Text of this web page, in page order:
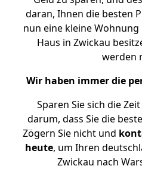
daran, Ihnen die besten
nun eine kleine
Haus in Zwickau
werden
Wir haben immer die
Sparen Sie sich die
darum, dass Sie die
Zögern Sie nicht und
heute, um Ihren
Zwickau nach